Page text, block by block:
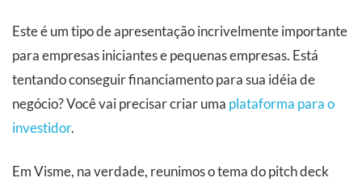
Este é um tipo de apresentação incrivelmente importante
para empresas iniciantes e pequenas empresas. Está
tentando conseguir financiamento para sua idéia de
negócio? Você vai precisar criar uma plataforma para o
investidor.
Em Visme, na verdade, reunimos o tema do pitch deck